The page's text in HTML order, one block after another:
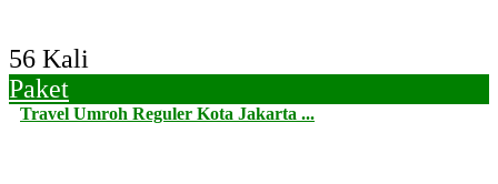
56 Kali
Paket
Travel Umroh Reguler Kota Jakarta ...